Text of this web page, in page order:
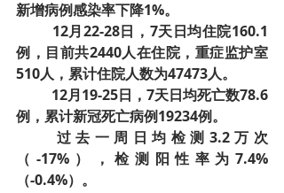
新增病例感染率下降1%。
12月22-28日，7天日均住院160.1
例，目前共2440人在住院，重症监护室
510人，累计住院人数为47473人。
12月19-25日，7天日均死亡数78.6
例，累计新冠死亡病例19234例。
过去一周日均检测3.2万次
（-17%），检测阳性率为7.4%
（-0.4%）。